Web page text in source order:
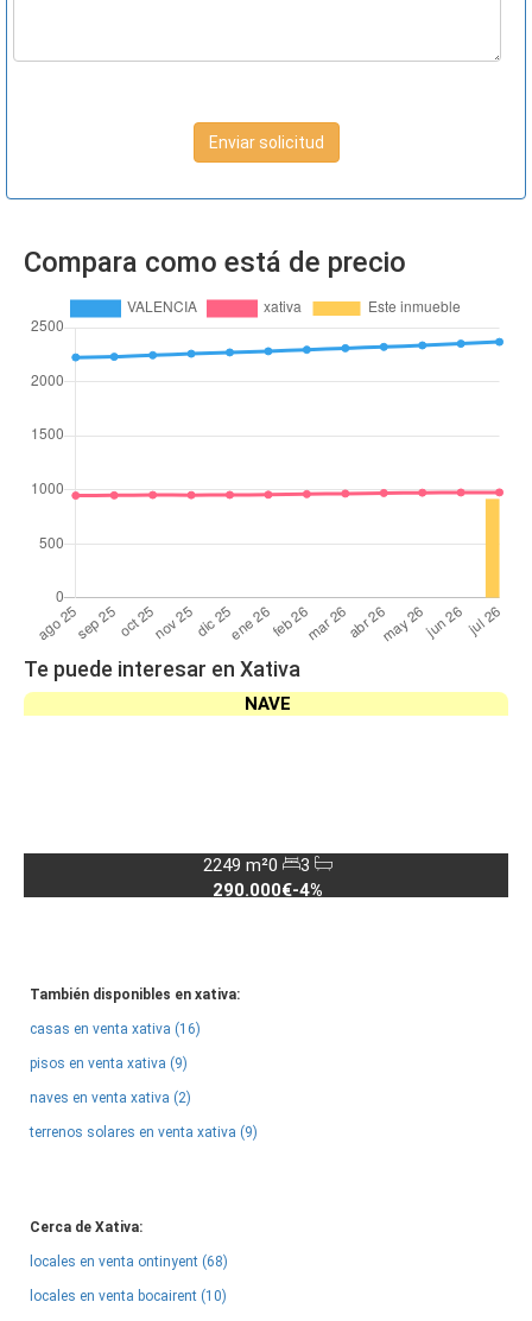
Enviar solicitud
Compara como está de precio
Te puede interesar en Xativa
NAVE
2249 m²0
3
290.000€-4%
También disponibles en xativa:
casas en venta xativa (16)
pisos en venta xativa (9)
naves en venta xativa (2)
terrenos solares en venta xativa (9)
Cerca de Xativa:
locales en venta ontinyent (68)
locales en venta bocairent (10)